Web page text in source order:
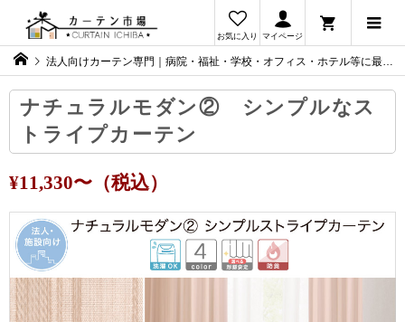
お気に入り マイページ
法人向けカーテン専門｜病院・福祉・学校・オフィス・ホテル等に最適なカーテンをご提案
ナチュラルモダン② シンプルなス
トライプカーテン
¥11,330〜（税込）